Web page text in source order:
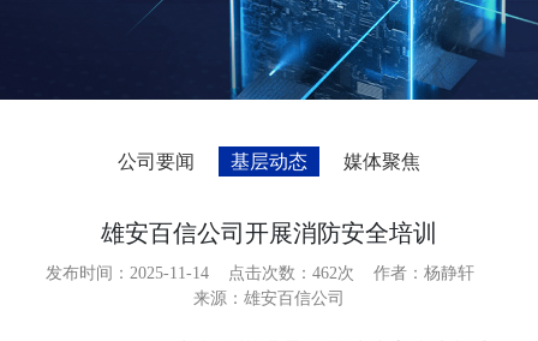
公司要闻 基层动态 媒体聚焦
雄安百信公司开展消防安全培训
发布时间：2025-11-14 点击次数： 462次
作者：杨静轩
来源：雄安百信公司